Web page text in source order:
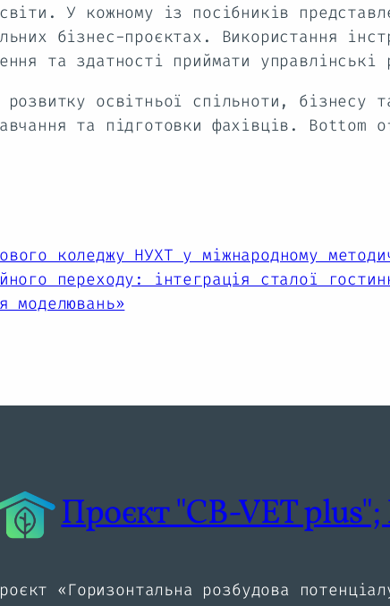
У кожному із посібників
бізнес-проєктах. Використання
та здатності приймати
освітньої спільноти, бізнесу
та підготовки фахівців. Bottom
коледжу НУХТ у міжнародному
переходу: інтеграція сталої
моделювань»
Проєкт "CB-VET
«Горизонтальна розбудова